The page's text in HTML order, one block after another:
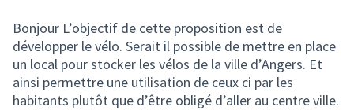
Bonjour L’objectif de cette proposition est de
développer le vélo. Serait il possible de mettre en place
un local pour stocker les vélos de la ville d’Angers. Et
ainsi permettre une utilisation de ceux ci par les
habitants plutôt que d’être obligé d’aller au centre ville.